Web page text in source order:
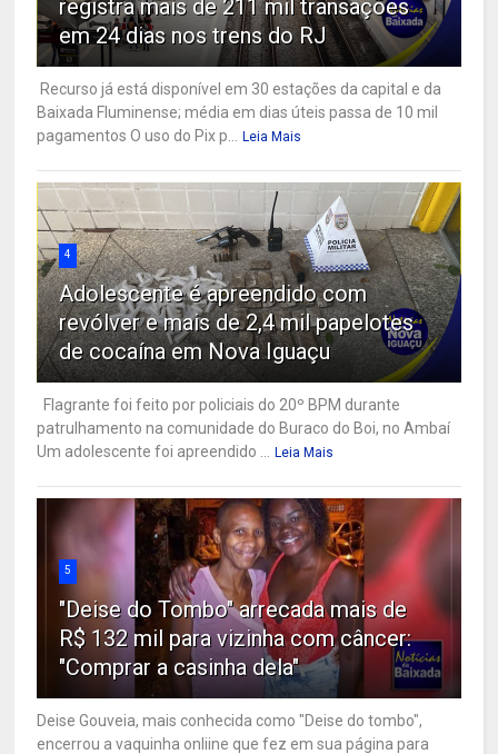
registra mais de 211 mil transações
em 24 dias nos trens do RJ
Recurso já está disponível em 30 estações da capital e da
Baixada Fluminense; média em dias úteis passa de 10 mil
pagamentos O uso do Pix p...
Leia Mais
4
Adolescente é apreendido com
revólver e mais de 2,4 mil papelotes
de cocaína em Nova Iguaçu
Flagrante foi feito por policiais do 20º BPM durante
patrulhamento na comunidade do Buraco do Boi, no Ambaí
Um adolescente foi apreendido ...
Leia Mais
5
"Deise do Tombo" arrecada mais de
R$ 132 mil para vizinha com câncer:
"Comprar a casinha dela"
Deise Gouveia, mais conhecida como "Deise do tombo",
encerrou a vaquinha onliine que fez em sua página para